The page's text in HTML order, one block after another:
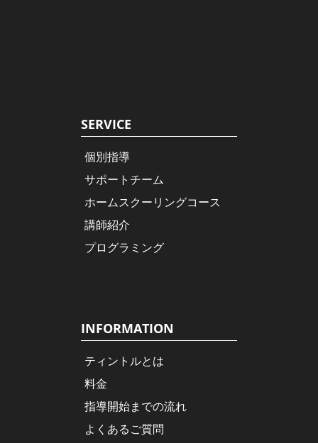
SERVICE
個別指導
サポートチーム
ホームスクーリングコース
講師紹介
プログラミング
INFORMATION
ティントルとは
料金
指導開始までの流れ
よくあるご質問